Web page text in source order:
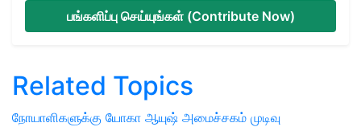
பங்களிப்பு செய்யுங்கள் (Contribute Now)
Related Topics
நோயாளிகளுக்கு யோகா ஆயுஷ் அமைச்சகம் முடிவு